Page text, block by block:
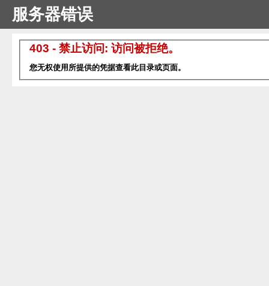
服务器错误
403 - 禁止访问: 访问被拒绝。
您无权使用所提供的凭据查看此目录或页面。